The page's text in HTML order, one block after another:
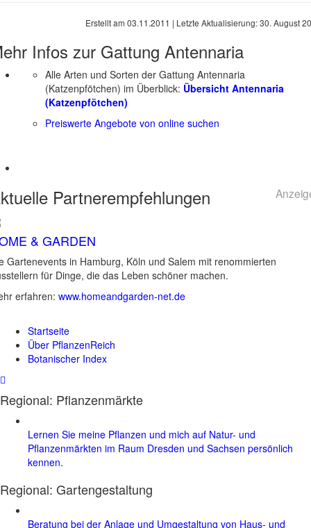
Erstellt am 03.11.2011 | Letzte Aktualisierung:30. August
Infos zur Gattung Antennaria
Alle Arten und Sorten der Gattung Antennaria
(Katzenpfötchen) im Überblick: Übersicht Antennaria
(Katzenpfötchen)
Preiswerte Angebote von online suchen
Partnerempfehlungen
& GARDEN
Gartenevents in Hamburg, Köln und Salem mit renommierten
für Dinge, die das Leben schöner machen.
erfahren: www.homeandgarden-net.de
Startseite
Über PflanzenReich
Botanischer Index
Regional: Pflanzenmärkte
Lernen Sie meine Pflanzen und mich auf Natur- und
Pflanzenmärkten im Raum Dresden und Sachsen persönlich
kennen.
Regional: Gartengestaltung
Beratung bei der Anlage und Umgestaltung von Haus- und